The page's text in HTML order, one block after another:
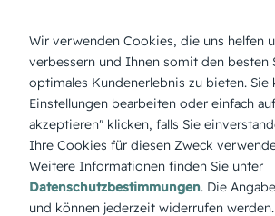
ÜBERBLICK:
Produktbeschreibung
„Goldene Buchstaben“ setzen ein klares
aufgeräumt und wirkungsvoll. Für Paare,
Statements lieben und Wert auf feine
Wir verwenden Cookies, die uns helfen
verbessern und Ihnen somit den besten
optimales Kundenerlebnis zu bieten. Sie
Einstellungen bearbeiten oder einfach
akzeptieren" klicken, falls Sie
Ihre Cookies für diesen Zweck
Weitere Informationen finden Sie unter
Datenschutzbestimmungen. Die
und können jederzeit widerrufen werden.